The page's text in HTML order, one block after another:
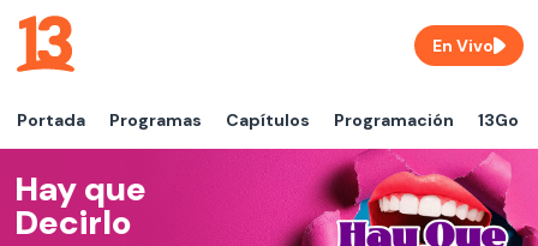
Portada Programas Capítulos Programación 13Go
En Vivo
Hay que
Decirlo